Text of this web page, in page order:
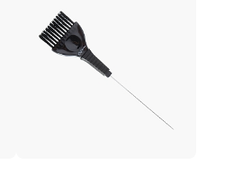
Market для Android
заказы — удобнее и